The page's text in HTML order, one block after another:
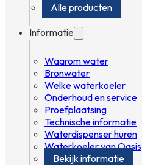
Alle producten
Informatie
Waarom water
Bronwater
Welke waterkoeler
Onderhoud en service
Proefplaatsing
Technische informatie
Waterdispenser huren
Waterkoeler van Oasis
Bekijk informatie